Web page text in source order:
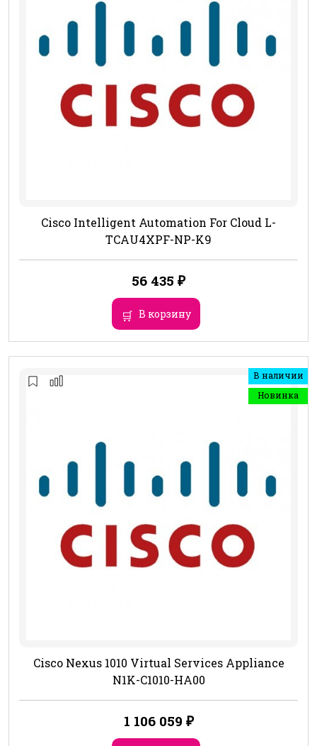
Cisco Intelligent Automation For Cloud L-
TCAU4XPF-NP-K9
56 435 ₽
В корзину
В наличии
Новинка
Cisco Nexus 1010 Virtual Services Appliance
N1K-C1010-HA00
1 106 059 ₽